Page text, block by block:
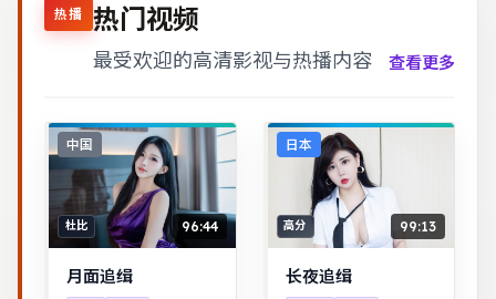
热播 热门视频
最受欢迎的高清影视与热播内容 查看更多
中国
杜比 96:44
月面追缉
日本
高分 99:13
长夜追缉